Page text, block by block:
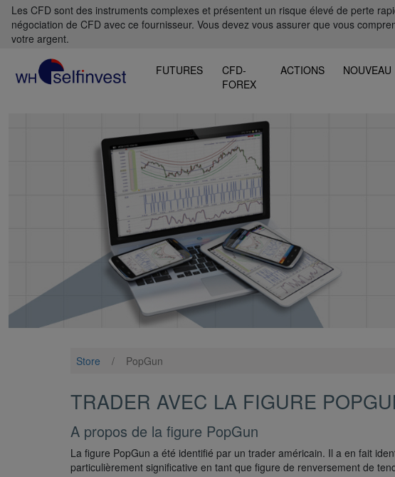
Les CFD sont des instruments complexes et présentent un risque élevé de perte
négociation de CFD avec ce fournisseur. Vous devez vous assurer que vous
votre argent.
FUTURES
CFD-
FOREX
ACTIONS NOUVEAU
Store / PopGun
TRADER AVEC LA FIGURE
A propos de la figure PopGun
La figure PopGun a été identifié par un trader américain. Il a en fait
particulièrement significative en tant que figure de renversement de